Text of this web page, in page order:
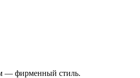
— фирменный стиль.